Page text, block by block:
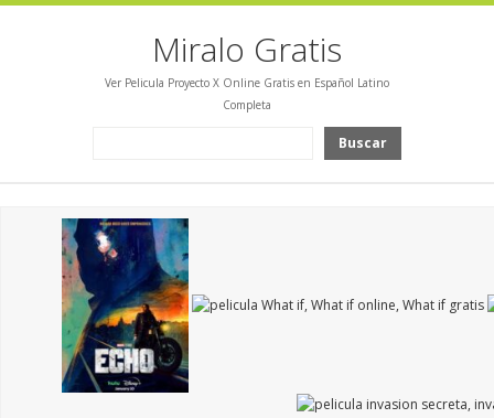
Miralo Gratis
Ver Pelicula Proyecto X Online Gratis en Español Latino
Completa
Buscar